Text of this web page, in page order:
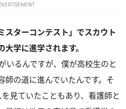
ターコンテスト」でスカウト
学に進学されます。
いるんですが、僕が高校生のと
師の道に進んでいたんです。そ
見ていたこともあり、看護師と